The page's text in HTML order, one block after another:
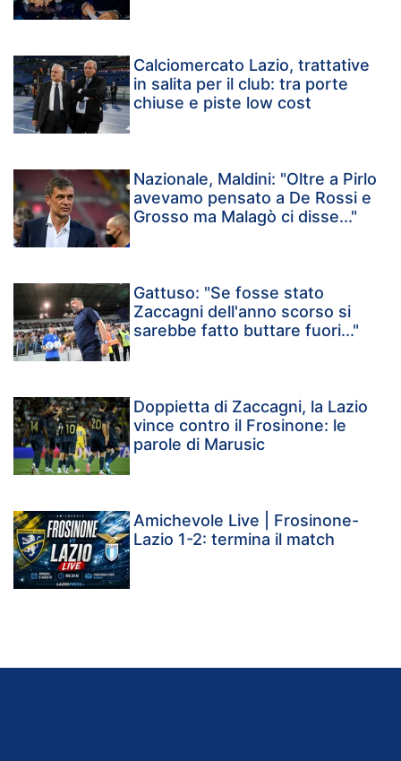
Calciomercato Lazio, trattative
in salita per il club: tra porte
chiuse e piste low cost
Nazionale, Maldini: "Oltre a Pirlo
avevamo pensato a De Rossi e
Grosso ma Malagò ci disse..."
Gattuso: "Se fosse stato
Zaccagni dell'anno scorso si
sarebbe fatto buttare fuori..."
Doppietta di Zaccagni, la Lazio
vince contro il Frosinone: le
parole di Marusic
Amichevole Live | Frosinone-
Lazio 1-2: termina il match